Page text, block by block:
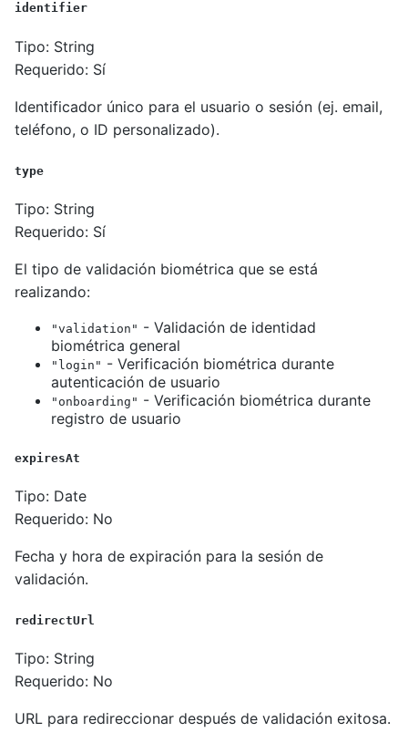
identifier
Tipo: String
Requerido: Sí
Identificador único para el usuario o sesión (ej. email,
teléfono, o ID personalizado).
type
Tipo: String
Requerido: Sí
El tipo de validación biométrica que se está
realizando:
"validation" - Validación de identidad
biométrica general
"login" - Verificación biométrica durante
autenticación de usuario
"onboarding" - Verificación biométrica durante
registro de usuario
expiresAt
Tipo: Date
Requerido: No
Fecha y hora de expiración para la sesión de
validación.
redirectUrl
Tipo: String
Requerido: No
URL para redireccionar después de validación exitosa.